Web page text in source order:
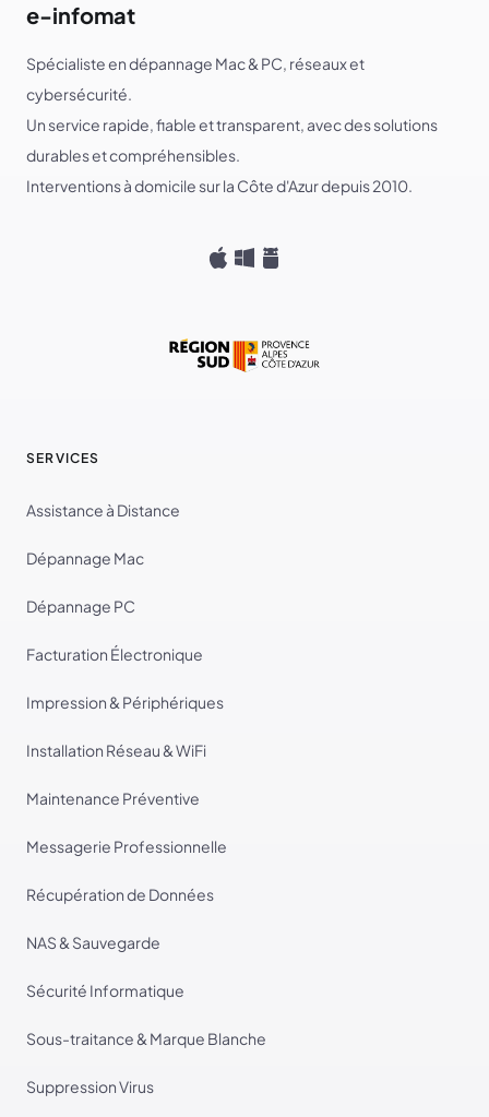
e-infomat
Spécialiste en dépannage Mac & PC, réseaux et
cybersécurité.
Un service rapide, fiable et transparent, avec des solutions
durables et compréhensibles.
Interventions à domicile sur la Côte d'Azur depuis 2010.
SERVICES
Assistance à Distance
Dépannage Mac
Dépannage PC
Facturation Électronique
Impression & Périphériques
Installation Réseau & WiFi
Maintenance Préventive
Messagerie Professionnelle
Récupération de Données
NAS & Sauvegarde
Sécurité Informatique
Sous-traitance & Marque Blanche
Suppression Virus